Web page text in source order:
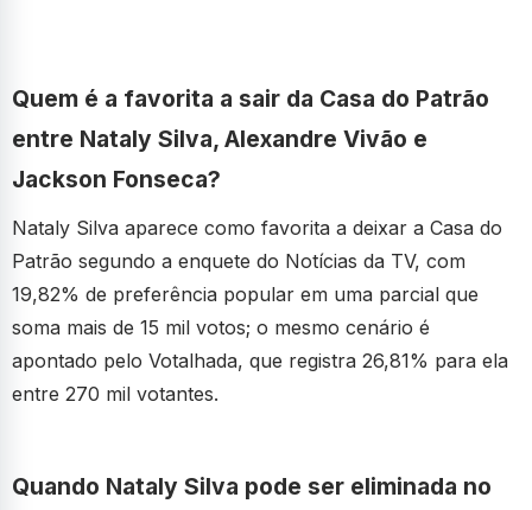
Quem é a favorita a sair da Casa do Patrão
entre Nataly Silva, Alexandre Vivão e
Jackson Fonseca?
Nataly Silva aparece como favorita a deixar a Casa do
Patrão segundo a enquete do Notícias da TV, com
19,82% de preferência popular em uma parcial que
soma mais de 15 mil votos; o mesmo cenário é
apontado pelo Votalhada, que registra 26,81% para ela
entre 270 mil votantes.
Quando Nataly Silva pode ser eliminada no